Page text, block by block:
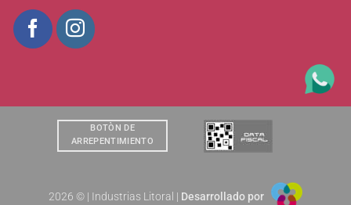
BOTÒN DE
ARREPENTIMIENTO
2026 © | Industrias Litoral | Desarrollado por